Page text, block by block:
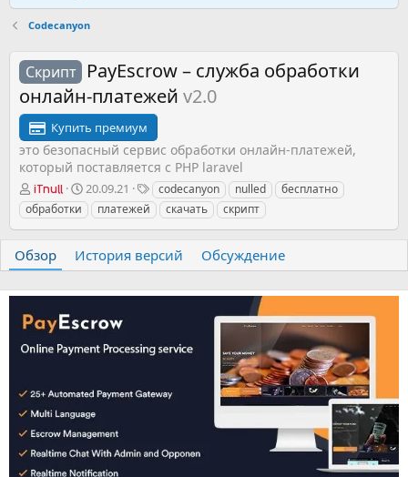
Codecanyon
Скрипт
PayEscrow – служба обработки
онлайн-платежей v2.0
Купить премиум
это безопасный сервис обработки онлайн-платежей,
который поставляется с PHP laravel
А
в
т
р
iTnull
Д
а
с
о
а
и
20.09.21
Т
е
г
codecanyon nulled
бесплатно
обработки
платежей скачать скрипт
Обзор История версий Обсуждение